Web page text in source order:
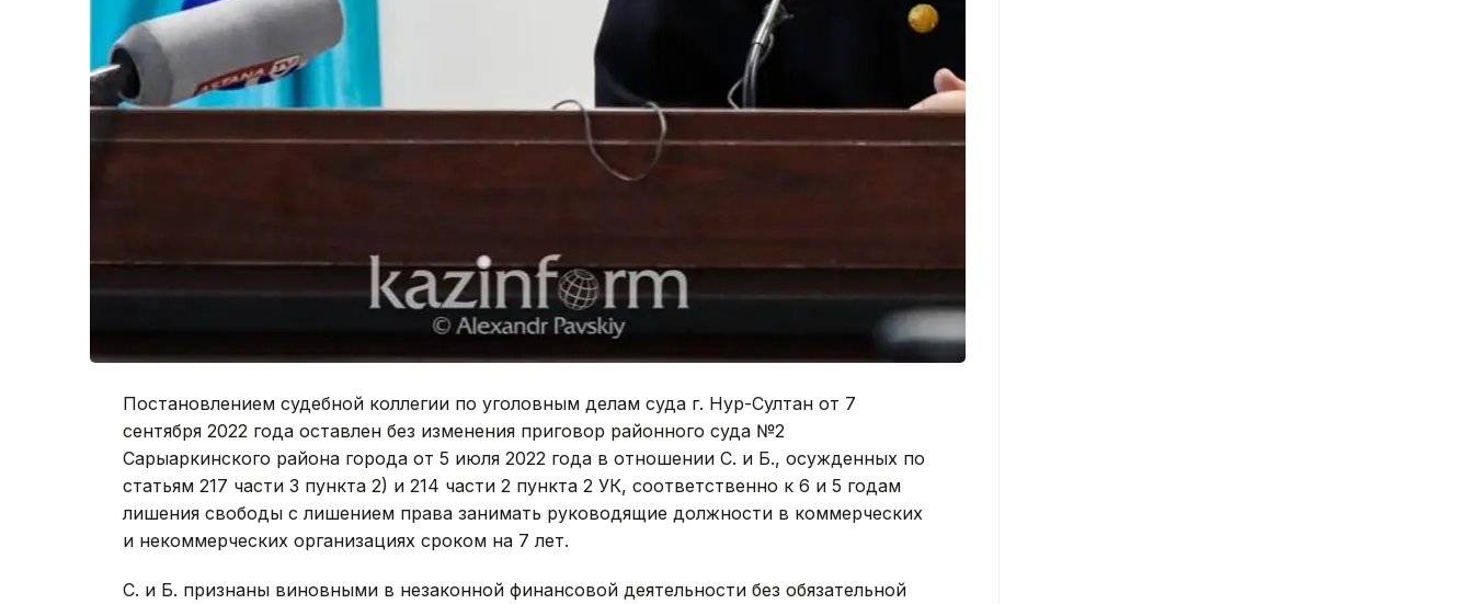
Постановлением судебной коллегии по уголовным делам суда г. Нур-Султан от 7
сентября 2022 года оставлен без изменения приговор районного суда №2
Сарыаркинского района города от 5 июля 2022 года в отношении С. и Б., осужденных по
статьям 217 части 3 пункта 2) и 214 части 2 пункта 2 УК, соответственно к 6 и 5 годам
лишения свободы с лишением права занимать руководящие должности в коммерческих
и некоммерческих организациях сроком на 7 лет.
С. и Б. признаны виновными в незаконной финансовой деятельности без обязательной